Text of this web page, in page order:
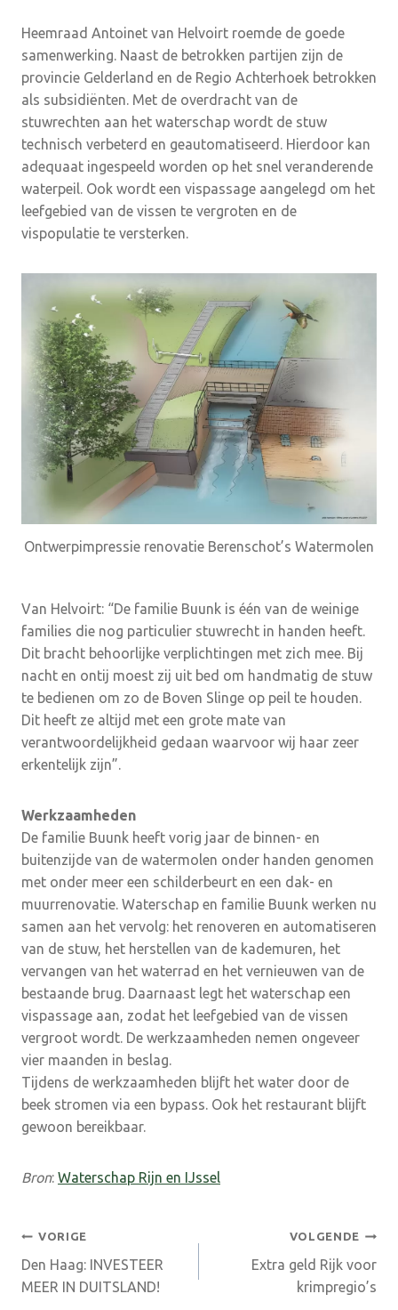
Heemraad Antoinet van Helvoirt roemde de goede
samenwerking. Naast de betrokken partijen zijn de
provincie Gelderland en de Regio Achterhoek betrokken
als subsidiënten. Met de overdracht van de
stuwrechten aan het waterschap wordt de stuw
technisch verbeterd en geautomatiseerd. Hierdoor kan
adequaat ingespeeld worden op het snel veranderende
waterpeil. Ook wordt een vispassage aangelegd om het
leefgebied van de vissen te vergroten en de
vispopulatie te versterken.
Ontwerpimpressie renovatie Berenschot’s Watermolen
Van Helvoirt: “De familie Buunk is één van de weinige
families die nog particulier stuwrecht in handen heeft.
Dit bracht behoorlijke verplichtingen met zich mee. Bij
nacht en ontij moest zij uit bed om handmatig de stuw
te bedienen om zo de Boven Slinge op peil te houden.
Dit heeft ze altijd met een grote mate van
verantwoordelijkheid gedaan waarvoor wij haar zeer
erkentelijk zijn”.
Werkzaamheden
De familie Buunk heeft vorig jaar de binnen- en
buitenzijde van de watermolen onder handen genomen
met onder meer een schilderbeurt en een dak- en
muurrenovatie. Waterschap en familie Buunk werken nu
samen aan het vervolg: het renoveren en automatiseren
van de stuw, het herstellen van de kademuren, het
vervangen van het waterrad en het vernieuwen van de
bestaande brug. Daarnaast legt het waterschap een
vispassage aan, zodat het leefgebied van de vissen
vergroot wordt. De werkzaamheden nemen ongeveer
vier maanden in beslag.
Tijdens de werkzaamheden blijft het water door de
beek stromen via een bypass. Ook het restaurant blijft
gewoon bereikbaar.
Bron: Waterschap Rijn en IJssel
Bericht
navigatie
VORIGE
Den Haag: INVESTEER
MEER IN DUITSLAND!
VOLGENDE
Extra geld Rijk voor
krimpregio’s